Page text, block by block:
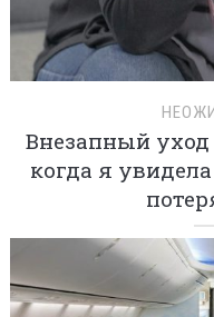
Внезапный
когда я